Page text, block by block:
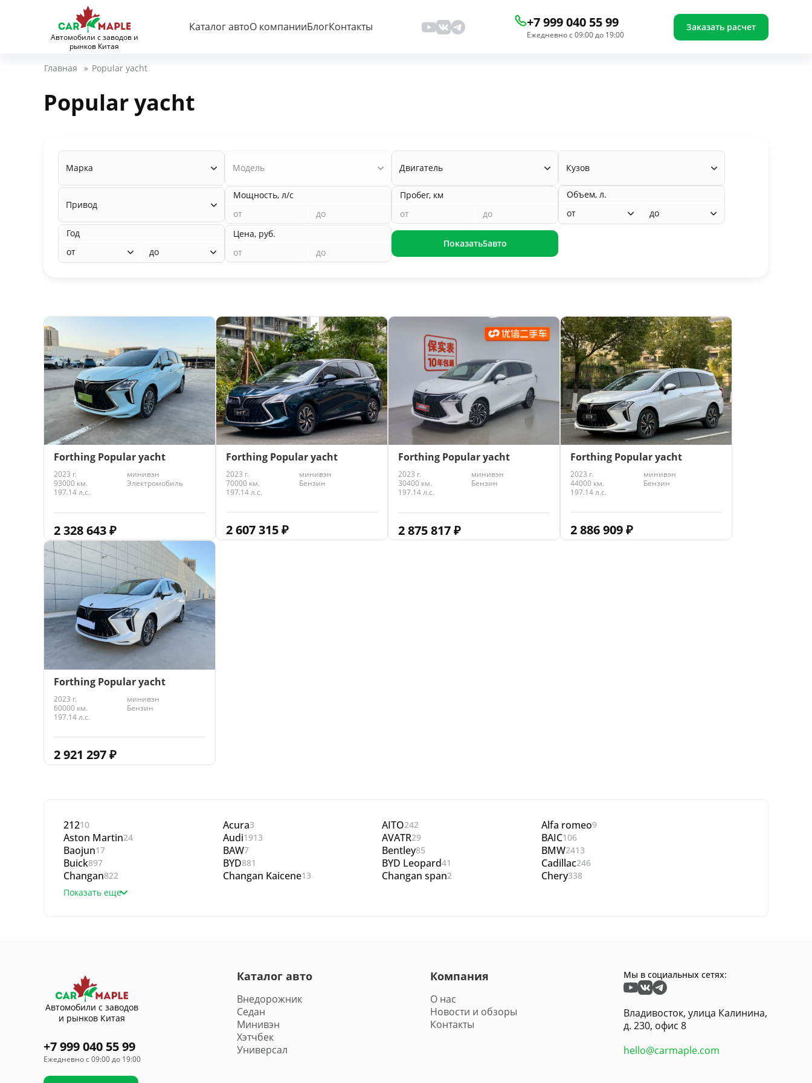
Автомобили с заводов и
рынков Китая
Каталог автоО компанииБлогКонтакты +7 999 040 55 99
Ежедневно с 09:00 до 19:00
Заказать расчет
Главная » Popular yacht
Popular yacht
Марка Модель Двигатель Кузов
Привод
Мощность, л/с Пробег, км
Объем, л.
от
до
Год
от
до
Цена, руб.
Показать5авто
Forthing Popular yacht
2023 г.
минивэн
93000 км.
Электромобиль
197.14 л.с.
2 328 643₽
Forthing Popular yacht
2023 г.
минивэн
70000 км.
Бензин
197.14 л.с.
2 607 315₽
Forthing Popular yacht
2023 г.
минивэн
30400 км.
Бензин
197.14 л.с.
2 875 817₽
Forthing Popular yacht
2023 г.
минивэн
44000 км.
Бензин
197.14 л.с.
2 886 909₽
Forthing Popular yacht
2023 г.
минивэн
60000 км.
Бензин
197.14 л.с.
2 921 297₽
21210 Acura3 AITO242 Alfa romeo9
Aston Martin24 Audi1913 AVATR29 BAIC106
Baojun17 BAW7 Bentley85 BMW2413
Buick897 BYD881 BYD Leopard41 Cadillac246
Changan822 Changan Kaicene13 Changan span2 Chery338
Показать еще
Автомобили с заводов
и рынков Китая
+7 999 040 55 99
Ежедневно с 09:00 до 19:00
Каталог авто
Внедорожник
Седан
Минивэн
Хэтчбек
Универсал
Компания
О нас
Новости и обзоры
Контакты
Мы в социальных сетях:
Владивосток, улица Калинина,
д. 230, офис 8
hello@carmaple.com